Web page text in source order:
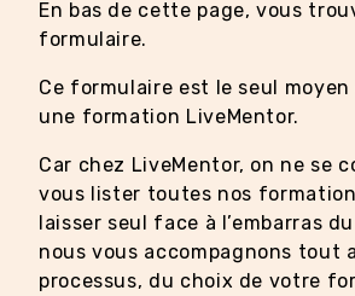
En bas de cette page, vous
formulaire.
Ce formulaire est le seul moyen
une formation LiveMentor.
Car chez LiveMentor, on ne se
vous lister toutes nos
laisser seul face à l’embarras
nous vous accompagnons tout
processus, du choix de votre